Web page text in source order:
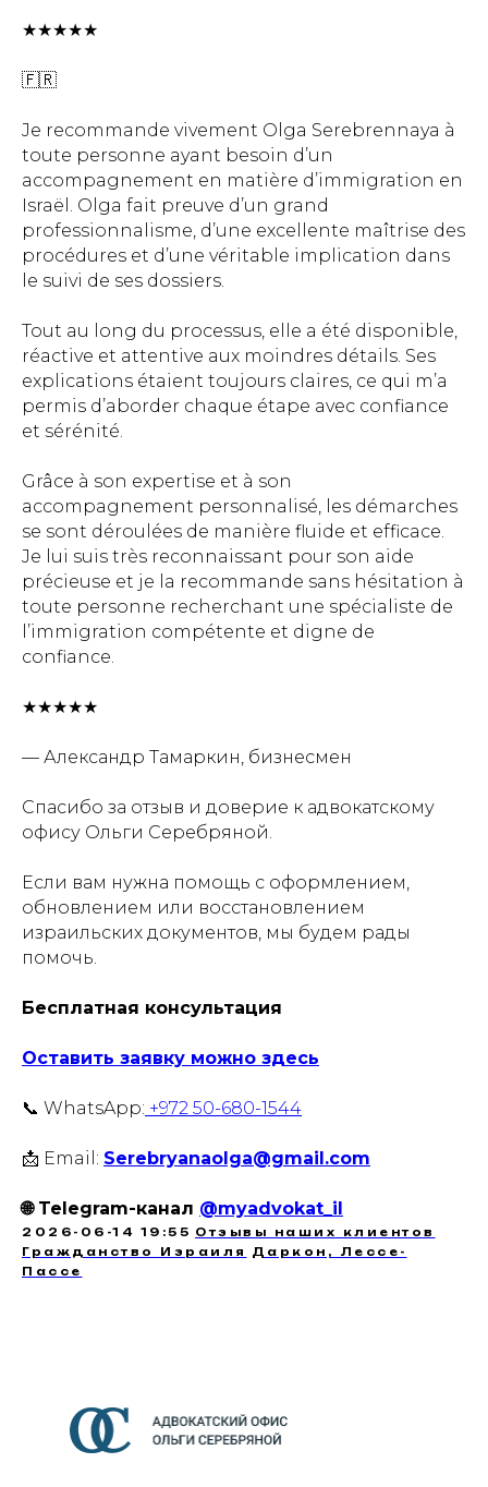
★★★★★
🇫🇷
Je recommande vivement Olga Serebrennaya à
toute personne ayant besoin d’un
accompagnement en matière d’immigration en
Israël. Olga fait preuve d’un grand
professionnalisme, d’une excellente maîtrise des
procédures et d’une véritable implication dans
le suivi de ses dossiers.
Tout au long du processus, elle a été disponible,
réactive et attentive aux moindres détails. Ses
explications étaient toujours claires, ce qui m’a
permis d’aborder chaque étape avec confiance
et sérénité.
Grâce à son expertise et à son
accompagnement personnalisé, les démarches
se sont déroulées de manière fluide et efficace.
Je lui suis très reconnaissant pour son aide
précieuse et je la recommande sans hésitation à
toute personne recherchant une spécialiste de
l’immigration compétente et digne de
confiance.
★★★★★
— Александр Тамаркин, бизнесмен
Спасибо за отзыв и доверие к адвокатскому
офису Ольги Серебряной.
Если вам нужна помощь с оформлением,
обновлением или восстановлением
израильских документов, мы будем рады
помочь.
Бесплатная консультация
Оставить заявку можно здесь
📞 WhatsApp: +972 50-680-1544
📩 Email: Serebryanaolga@gmail.com
🌐 Telegram-канал @myadvokat_il
2026-06-14 19:55 Отзывы наших клиентов
Гражданство Израиля
Даркон, Лессе-
Пассе